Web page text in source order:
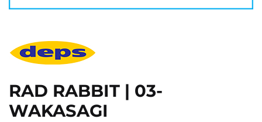
RAD RABBIT | 03-
WAKASAGI